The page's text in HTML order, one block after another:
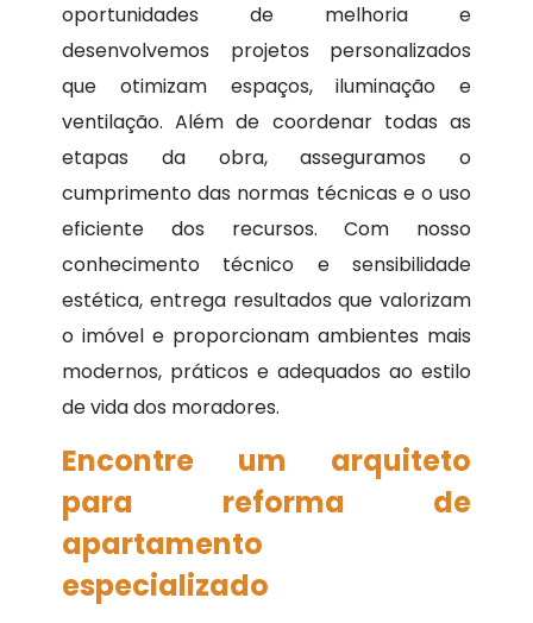
oportunidades de melhoria e
desenvolvemos projetos personalizados
que otimizam espaços, iluminação e
ventilação. Além de coordenar todas as
etapas da obra, asseguramos o
cumprimento das normas técnicas e o uso
eficiente dos recursos. Com nosso
conhecimento técnico e sensibilidade
estética, entrega resultados que valorizam
o imóvel e proporcionam ambientes mais
modernos, práticos e adequados ao estilo
de vida dos moradores.
Encontre um arquiteto
para reforma de
apartamento
especializado